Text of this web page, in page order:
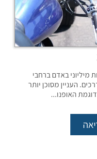
מיליוני באדם ברחבי
העניין מסוכן יותר
האופנו...